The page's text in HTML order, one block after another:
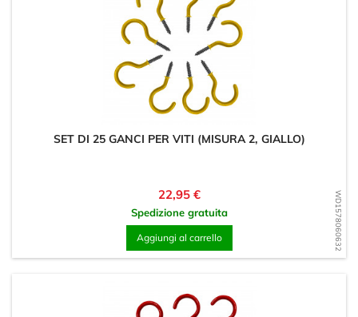
WD1578060632
SET DI 25 GANCI PER VITI (MISURA 2, GIALLO)
Prezzo
22,95 €
Spedizione gratuita
Aggiungi al carrello